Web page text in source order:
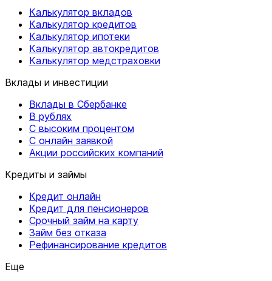
Калькулятор вкладов
Калькулятор кредитов
Калькулятор ипотеки
Калькулятор автокредитов
Калькулятор медстраховки
Вклады и инвестиции
Вклады в Сбербанке
В рублях
С высоким процентом
С онлайн заявкой
Акции российских компаний
Кредиты и займы
Кредит онлайн
Кредит для пенсионеров
Срочный займ на карту
Займ без отказа
Рефинансирование кредитов
Еще